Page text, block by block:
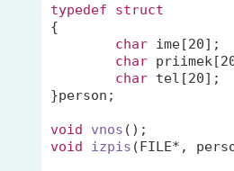
typedef
struct
{
char ime[20];
char priimek[
char tel[20];
}person;
void vnos ()
void
izpis (FILE*,